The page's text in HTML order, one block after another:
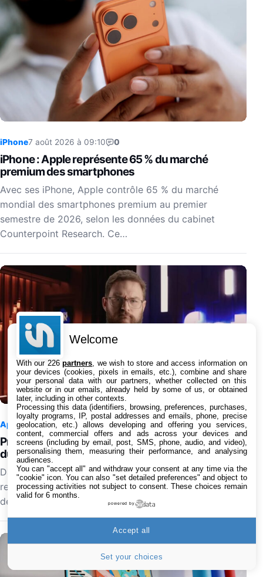
iPhone7 août 2026 à 09:10 0
iPhone : Apple représente 65 % du marché
premium des smartphones
Avec ses iPhone, Apple contrôle 65 % du marché
mondial des smartphones premium au premier
semestre de 2026, selon les données du cabinet
Counterpoint Research. Ce…
Apple6 août 2026 à 22:40 0
Procès Apple vs Prosser : Apple critique le silence
du leaker
Dans un nouveau document judiciaire, Apple dit n'avoir
reçu aucune réponse de l'avocat de Jon Prosser
depuis le 6 juillet 2026, dans le procès visant la…
Welcome
With our 226partners , we wish to store and access information on
your devices (cookies, pixels in emails, etc.), combine and share
your personal data with our partners, whether collected on this
website or in our emails, already held by some of us, or obtained
later, including in other contexts.
Processing this data (identifiers, browsing, preferences, purchases,
loyalty programs, IP, postal addresses and emails, phone, precise
geolocation, etc.) allows developing and offering you services,
content, commercial offers and ads across your devices and
screens (including by email, post, SMS, phone, audio, and video),
personalising them, measuring their performance, and analysing
audiences.
You can "accept all" and withdraw your consent at any time via the
"cookie" icon. You can also "set detailed preferences" and object to
processing activities not subject to consent. These choices remain
valid for 6 months.
powered by
Set your choices
Accept all